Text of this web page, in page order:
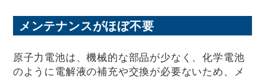
メンテナンスがほぼ不要
原子力電池は、機械的な部品が少なく、化学電池
のように電解液の補充や交換が必要ないため、メ